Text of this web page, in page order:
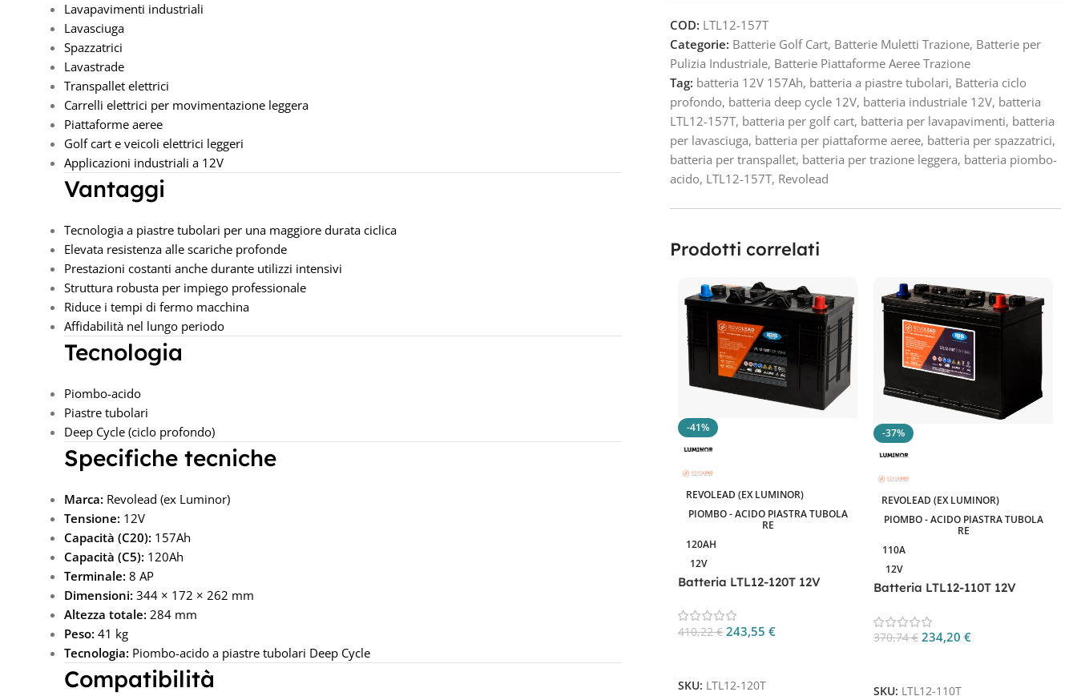
Lavapavimenti industriali
Lavasciuga
Spazzatrici
Lavastrade
Transpallet elettrici
Carrelli elettrici per movimentazione leggera
Piattaforme aeree
Golf cart e veicoli elettrici leggeri
Applicazioni industriali a 12V
Vantaggi
Tecnologia a piastre tubolari per una maggiore durata ciclica
Elevata resistenza alle scariche profonde
Prestazioni costanti anche durante utilizzi intensivi
Struttura robusta per impiego professionale
Riduce i tempi di fermo macchina
Affidabilità nel lungo periodo
Tecnologia
Piombo-acido
Piastre tubolari
Deep Cycle (ciclo profondo)
Specifiche tecniche
Marca: Revolead (ex Luminor)
Tensione: 12V
Capacità (C20): 157Ah
Capacità (C5): 120Ah
Terminale: 8 AP
Dimensioni: 344 × 172 × 262 mm
Altezza totale: 284 mm
Peso: 41 kg
Tecnologia: Piombo-acido a piastre tubolari Deep Cycle
Compatibilità
COD: LTL12-157T
Categorie: Batterie Golf Cart, Batterie Muletti Trazione, Batterie per
Pulizia Industriale, Batterie Piattaforme Aeree Trazione
Tag: batteria 12V 157Ah, batteria a piastre tubolari, Batteria ciclo
profondo, batteria deep cycle 12V, batteria industriale 12V, batteria
LTL12-157T, batteria per golf cart, batteria per lavapavimenti, batteria
per lavasciuga, batteria per piattaforme aeree, batteria per spazzatrici,
batteria per transpallet, batteria per trazione leggera, batteria piombo-
acido, LTL12-157T, Revolead
Prodotti correlati
-41%
REVOLEAD (EX LUMINOR)
PIOMBO - ACIDO PIASTRA TUBOLA
RE
120AH
12V
Batteria LTL12-120T 12V
410,22€ 243,55€
SKU: LTL12-120T
-37%
REVOLEAD (EX LUMINOR)
PIOMBO - ACIDO PIASTRA TUBOLA
RE
110A
12V
Batteria LTL12-110T 12V
370,74€ 234,20€
SKU: LTL12-110T